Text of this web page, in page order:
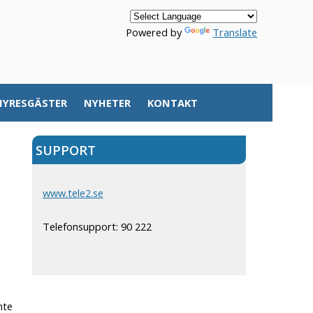
Powered by Translate
NYHETER KONTAKT
SUPPORT
www.tele2.se
Telefonsupport: 90 222